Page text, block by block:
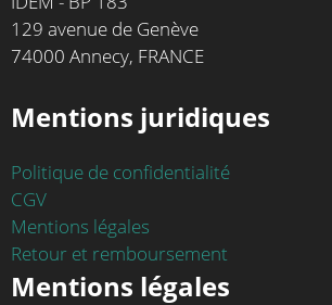
129 avenue de Genève
74000 Annecy, FRANCE
Mentions juridiques
Politique de confidentialité
CGV
Mentions légales
Retour et remboursement
Mentions légales